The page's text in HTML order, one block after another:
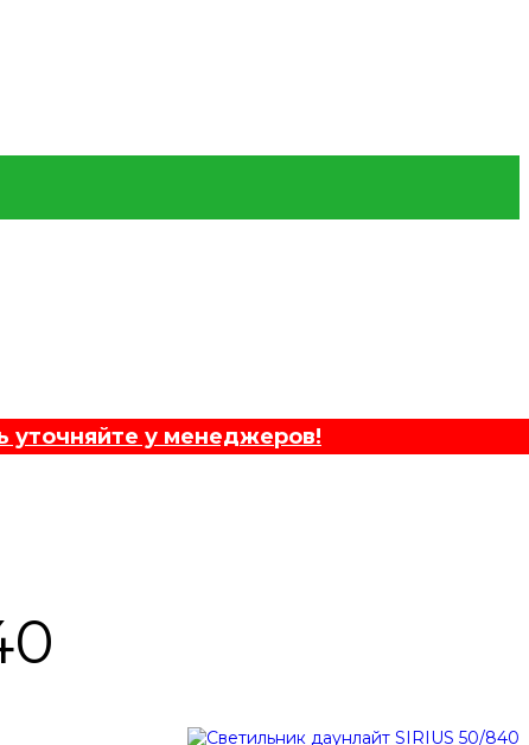
уточняйте у менеджеров!